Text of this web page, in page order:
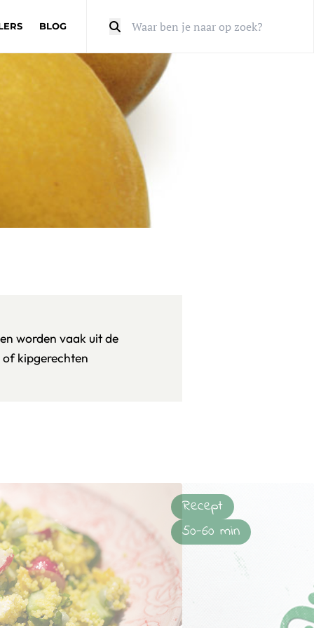
BLOG
worden vaak uit de
kipgerechten
Recept
50-60 min